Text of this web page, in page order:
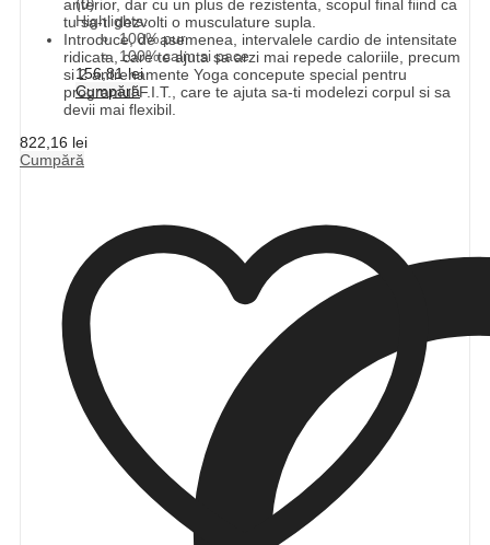
(0)
Highlights:
100% pur
100% calm si pace
156,81lei
Cumpără
anterior, dar cu un plus de rezistenta, scopul final fiind ca
tu sa-ti dezvolti o musculature supla.
Introduce, de asemenea, intervalele cardio de intensitate
ridicata, care te ajuta sa arzi mai repede caloriile, precum
si 2 antrenamente Yoga concepute special pentru
programul F.I.T., care te ajuta sa-ti modelezi corpul si sa
devii mai flexibil.
822,16 lei
Cumpără